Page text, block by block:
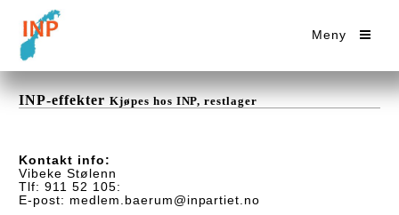
Meny
INP-effekter Kjøpes hos INP, restlager
Kontakt info:
Vibeke Stølenn
Tlf: 911 52 105:
E-post: medlem.baerum@inpartiet.no